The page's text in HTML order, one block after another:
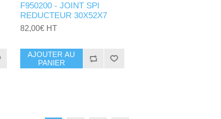
F950200 - JOINT SPI
REDUCTEUR 30X52X7
82,00€ HT
AJOUTER AU
PANIER